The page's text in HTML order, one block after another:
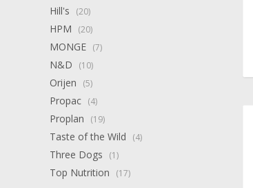
Hill's (20)
HPM (20)
MONGE (7)
N&D (10)
Orijen (5)
Propac (4)
Proplan (19)
Taste of the Wild (4)
Three Dogs (1)
Top Nutrition (17)